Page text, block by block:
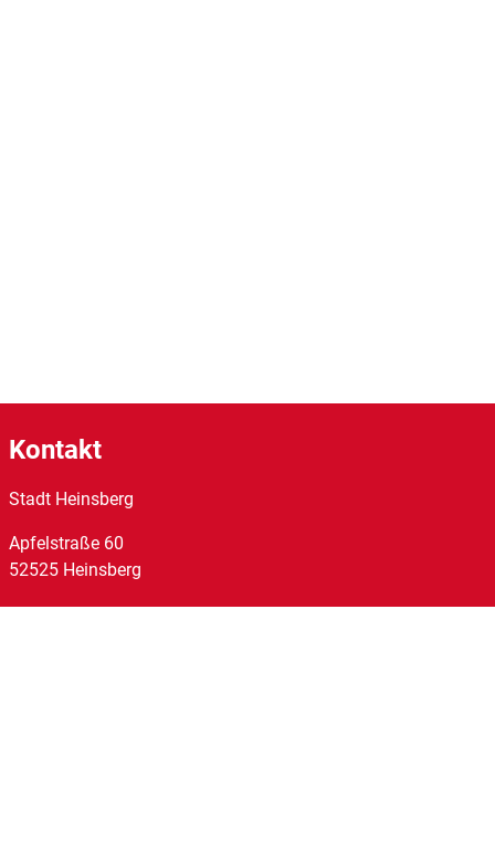
Kontakt
Stadt Heinsberg
Apfelstraße 60
52525 Heinsberg
Tel:02452/14-0